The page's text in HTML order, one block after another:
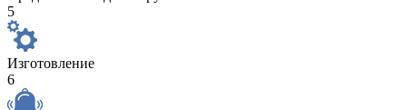
5
Изготовление
6